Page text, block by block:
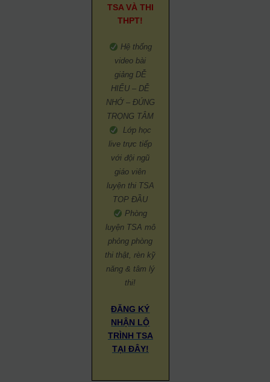
TSA VÀ THI
THPT!
Hệ thống
video bài
giảng DỄ
HIỂU – DỄ
NHỚ – ĐÚNG
TRỌNG TÂM
Lớp học
live trực tiếp
với đội ngũ
giáo viên
luyện thi TSA
TOP ĐẦU
Phòng
luyện TSA mô
phỏng phòng
thi thật, rèn kỹ
năng & tâm lý
thi!
ĐĂNG KÝ
NHẬN LỘ
TRÌNH TSA
TẠI ĐÂY!